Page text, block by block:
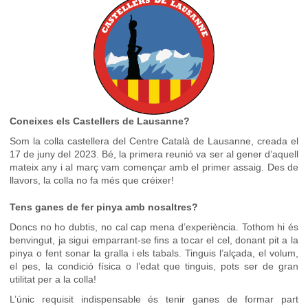
Coneixes els Castellers de Lausanne?
Som la colla castellera del Centre Català de Lausanne, creada el
17 de juny del 2023. Bé, la primera reunió va ser al gener d’aquell
mateix any i al març vam començar amb el primer assaig. Des de
llavors, la colla no fa més que créixer!
Tens ganes de fer pinya amb nosaltres?
Doncs no ho dubtis, no cal cap mena d’experiència. Tothom hi és
benvingut, ja sigui emparrant-se fins a tocar el cel, donant pit a la
pinya o fent sonar la gralla i els tabals. Tinguis l’alçada, el volum,
el pes, la condició física o l’edat que tinguis, pots ser de gran
utilitat per a la colla!
L’únic requisit indispensable és tenir ganes de formar part